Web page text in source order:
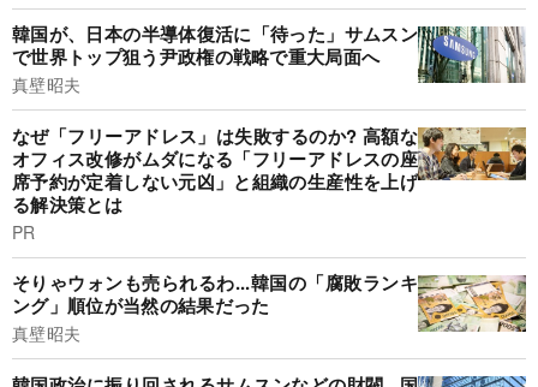
韓国が、日本の半導体復活に「待った」サムスン
で世界トップ狙う尹政権の戦略で重大局面へ
真壁昭夫
なぜ「フリーアドレス」は失敗するのか? 高額な
オフィス改修がムダになる「フリーアドレスの座
席予約が定着しない元凶」と組織の生産性を上げ
る解決策とは
PR
そりゃウォンも売られるわ...韓国の「腐敗ランキ
ング」順位が当然の結果だった
真壁昭夫